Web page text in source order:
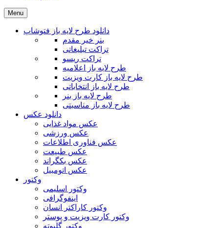
Menu
دانلود طرح لایه باز فتوشاپ
بنر خیر مقدم
تراکت تبلیغاتی
تراکت ریسو
طرح لایه باز اعلامیه
طرح لایه باز کارت ویزیت
طرح لایه باز انتخاباتی
طرح لایه باز بنر
طرح لایه باز مناسبتی
دانلود عکس
عکس مواد غذایی
عکس ورزشی
عکس فناوری اطلاعات
عکس طبیعت
عکس بکگراند
عکس اتومبیل
وکتور
وکتور اسلیمی
اینفوگرافی
وکتور کاراکتر انسان
وکتور کارت ویزیت و پوستر
وکتور گلبوته